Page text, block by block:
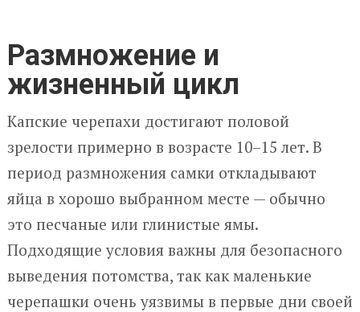
Размножение и
жизненный цикл
Капские черепахи достигают половой
зрелости примерно в возрасте 10–15 лет. В
период размножения самки откладывают
яйца в хорошо выбранном месте — обычно
это песчаные или глинистые ямы.
Подходящие условия важны для безопасного
выведения потомства, так как маленькие
черепашки очень уязвимы в первые дни своей